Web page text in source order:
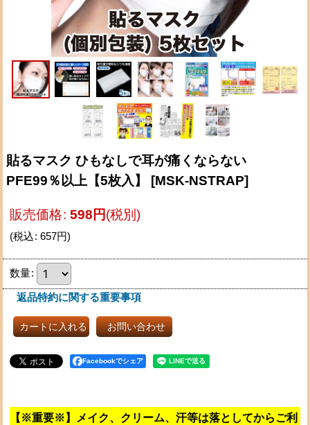
貼るマスク ひもなしで耳が痛くならない
PFE99％以上【5枚入】
[MSK-NSTRAP]
販売価格: 598 円(税別)
(税込: 657円)
数量:
返品特約に関する重要事項
カートに入れる お問い合わせ
Facebookでシェア
【※重要※】メイク、クリーム、汗等は落としてからご利